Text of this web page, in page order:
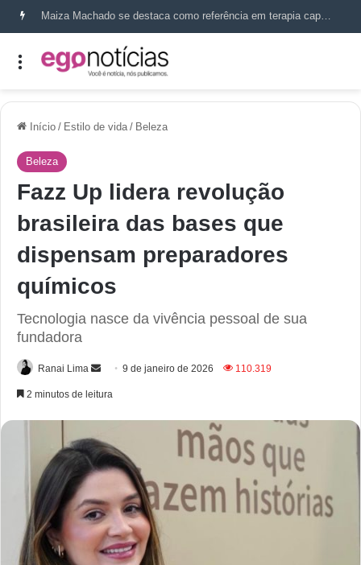
Maiza Machado se destaca como referência em terapia capilar e saúde do couro cabeludo
Início / Estilo de vida / Beleza
Beleza
Fazz Up lidera revolução
brasileira das bases que
dispensam preparadores
químicos
Tecnologia nasce da vivência pessoal de sua
fundadora
Ranai Lima 9 de janeiro de 2026 110.319
2 minutos de leitura